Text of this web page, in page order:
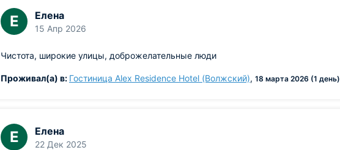
Е Елена
15 Апр 2026
Чистота, широкие улицы, доброжелательные люди
Проживал(а) в: Гостиница Alex Residence Hotel (Волжский), 18 марта 2026 (1 день)
Е Елена
22 Дек 2025